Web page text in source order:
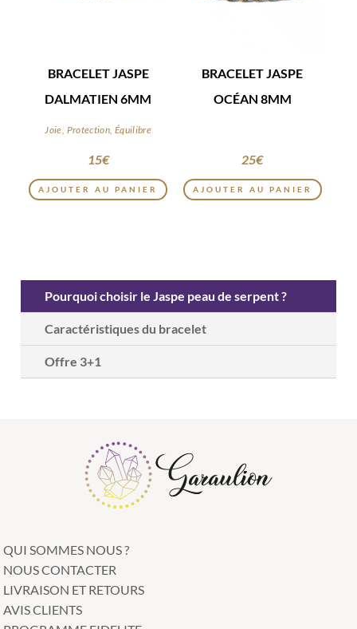
BRACELET JASPE
DALMATIEN 6MM
Joie, Protection, Équilibre
15€
AJOUTER AU PANIER
BRACELET JASPE
OCÉAN 8MM
25€
AJOUTER AU PANIER
Pourquoi choisir le Jaspe peau de serpent ?
Caractéristiques du bracelet
Offre 3+1
QUI SOMMES NOUS ?
NOUS CONTACTER
LIVRAISON ET RETOURS
AVIS CLIENTS